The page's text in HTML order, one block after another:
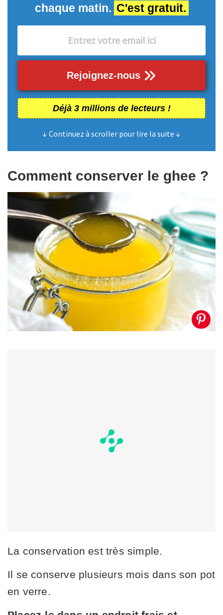
chaque matin. C'est gratuit.
Rejoignez-nous
Déjà 3 millions de lecteurs !
↓ Continuez à scroller pour lire la suite ↓
Comment conserver le ghee ?
La conservation est très simple.
Il se conserve plusieurs mois dans son pot
en verre.